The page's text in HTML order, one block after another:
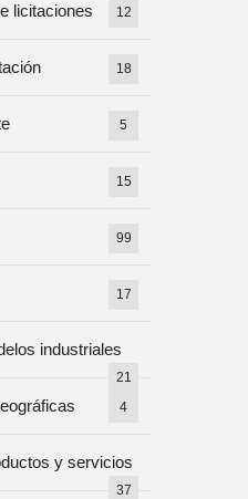
licitaciones 12
18
5
15
99
17
industriales
21
4
y servicios
37